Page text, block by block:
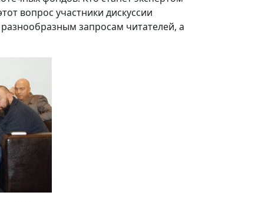
вопрос участники дискуссии
запросам читателей, а